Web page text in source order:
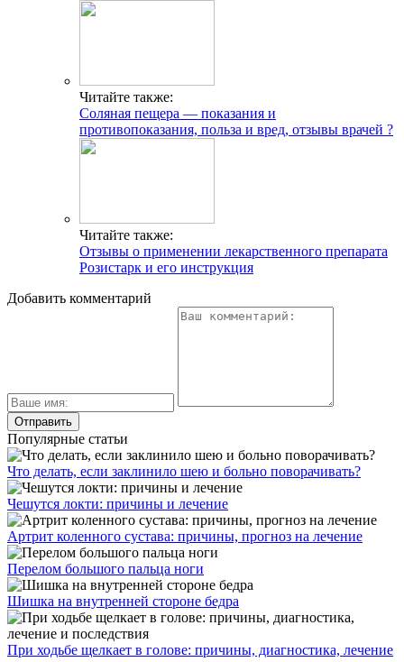
Читайте также:
Соляная пещера — показания и
противопоказания, польза и вред, отзывы врачей ?
Читайте также:
Отзывы о применении лекарственного препарата
Розистарк и его инструкция
Добавить комментарий
Популярные статьи
Что делать, если заклинило шею и больно поворачивать?
Чешутся локти: причины и лечение
Артрит коленного сустава: причины, прогноз на лечение
Перелом большого пальца ноги
Шишка на внутренней стороне бедра
При ходьбе щелкает в голове: причины, диагностика, лечение